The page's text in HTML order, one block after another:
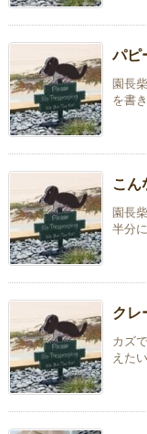
パピ
園長
を書
こん
園長
半分
クレ
カズ
えた